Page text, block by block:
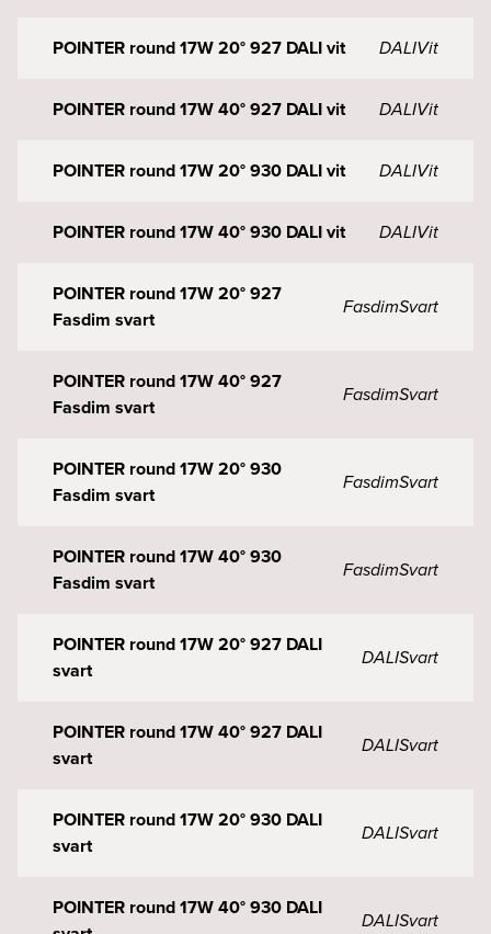
POINTER round 17W 20° 927 DALI vit DALIVit
POINTER round 17W 40° 927 DALI vit DALIVit
POINTER round 17W 20° 930 DALI vit DALIVit
POINTER round 17W 40° 930 DALI vit DALIVit
POINTER round 17W 20° 927
Fasdim svart
FasdimSvart
POINTER round 17W 40° 927
Fasdim svart
FasdimSvart
POINTER round 17W 20° 930
Fasdim svart
FasdimSvart
POINTER round 17W 40° 930
Fasdim svart
FasdimSvart
POINTER round 17W 20° 927 DALI
svart
DALISvart
POINTER round 17W 40° 927 DALI
svart
DALISvart
POINTER round 17W 20° 930 DALI
svart
DALISvart
POINTER round 17W 40° 930 DALI
DALISvart